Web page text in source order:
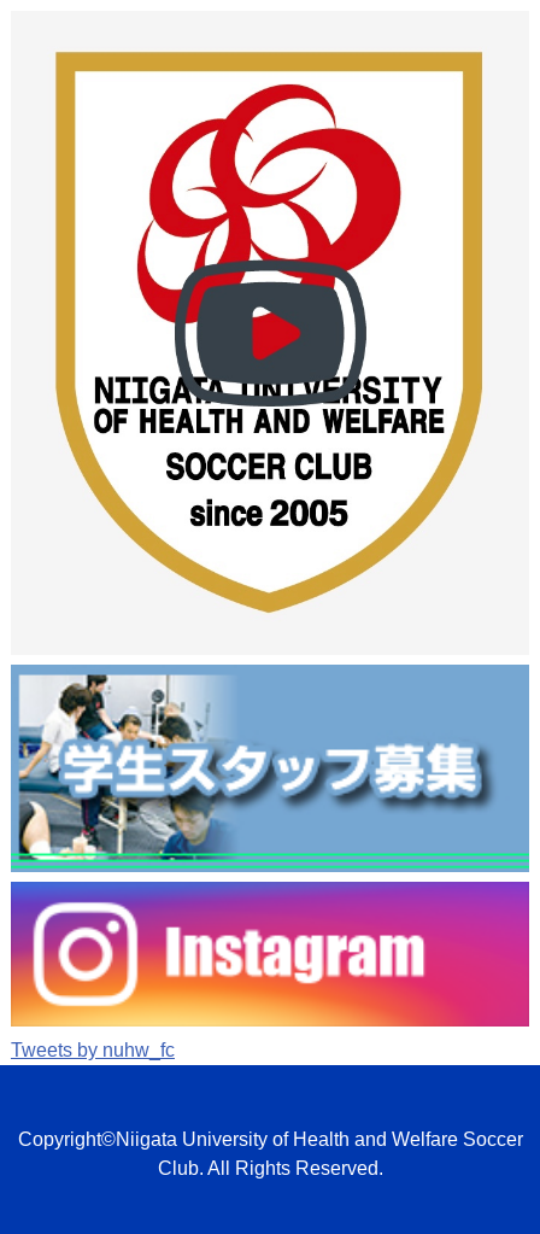
Tweets by nuhw_fc
Copyright©Niigata University of Health and Welfare Soccer
Club. All Rights Reserved.